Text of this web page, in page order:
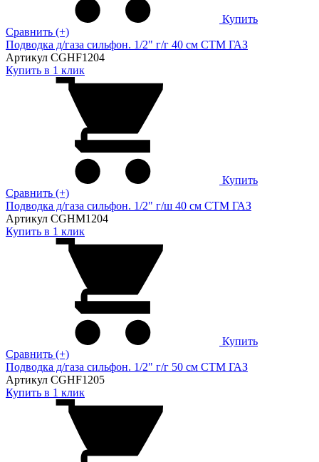
Купить
Сравнить (+)
Подводка д/газа сильфон. 1/2" г/г 40 см CTM ГАЗ
Артикул CGHF1204
Купить в 1 клик
Купить
Сравнить (+)
Подводка д/газа сильфон. 1/2" г/ш 40 см CTM ГАЗ
Артикул CGHM1204
Купить в 1 клик
Купить
Сравнить (+)
Подводка д/газа сильфон. 1/2" г/г 50 см CTM ГАЗ
Артикул CGHF1205
Купить в 1 клик